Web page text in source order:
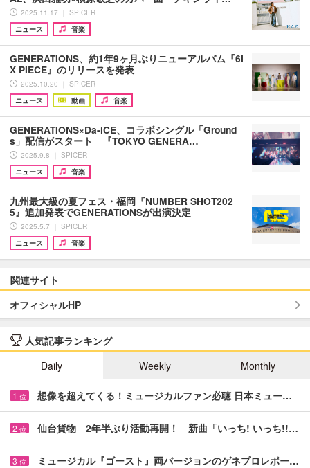
2025.11.17 ｜ SPICER
ニュース
音楽
GENERATIONS、約1年9ヶ月ぶりニューアルバム『6I
X PIECE』のリリースを発表
2025.10.20 ｜ SPICER
ニュース
動画 音楽
GENERATIONS×Da-iCE、コラボシングル「Ground
s」配信がスタート 『TOKYO GENERA…
2025.9.8 ｜ SPICER
ニュース
音楽
九州最大級の夏フェス・福岡『NUMBER SHOT202
5』追加発表でGENERATIONSが出演決定
2025.5.7 ｜ SPICER
ニュース
音楽
関連サイト
オフィシャルHP
人気記事ランキング
Daily
Weekly Monthly
1 位 想像を超えてくる！ミュージカルファン必聴 日本ミュー…
2 位 仙台貨物 2年半ぶり活動再開！ 新曲「いっち! いっち!!…
3 位 ミュージカル『ゴースト』両バージョンのゲネプロレポー…